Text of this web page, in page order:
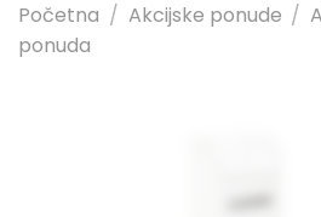
Početna / Akcijske ponude /
ponuda